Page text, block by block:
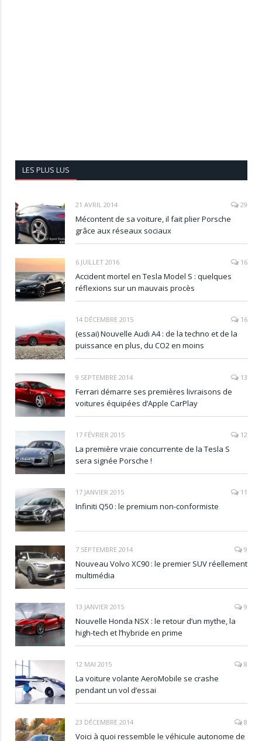
LES PLUS LUS
21 AVRIL 2014 29
Mécontent de sa voiture, il fait plier Porsche
grâce aux réseaux sociaux
6 JUILLET 2016 16
Accident mortel en Tesla Model S : quelques
réflexions sur un mauvais procès
14 DÉCEMBRE 2015 16
(essai) Nouvelle Audi A4 : de la techno et de la
puissance en plus, du CO2 en moins
9 SEPTEMBRE 2014 13
Ferrari démarre ses premières livraisons de
voitures équipées d’Apple CarPlay
17 FÉVRIER 2015 12
La première vraie concurrente de la Tesla S
sera signée Porsche !
17 JANVIER 2015 11
Infiniti Q50 : le premium non-conformiste
7 SEPTEMBRE 2014 9
Nouveau Volvo XC90 : le premier SUV réellement
multimédia
13 JANVIER 2015 9
Nouvelle Honda NSX : le retour d’un mythe, la
high-tech et l’hybride en prime
12 MAI 2015 8
La voiture volante AeroMobile se crashe
pendant un vol d’essai
23 DÉCEMBRE 2014 8
Voici à quoi ressemble le véhicule autonome de